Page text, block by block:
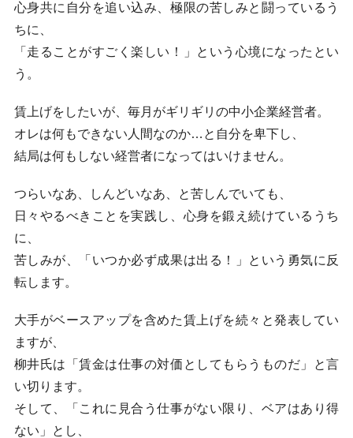
心身共に自分を追い込み、極限の苦しみと闘っているう
ちに、
「走ることがすごく楽しい！」という心境になったとい
う。
賃上げをしたいが、毎月がギリギリの中小企業経営者。
オレは何もできない人間なのか…と自分を卑下し、
結局は何もしない経営者になってはいけません。
つらいなあ、しんどいなあ、と苦しんでいても、
日々やるべきことを実践し、心身を鍛え続けているうち
に、
苦しみが、「いつか必ず成果は出る！」という勇気に反
転します。
大手がベースアップを含めた賃上げを続々と発表してい
ますが、
柳井氏は「賃金は仕事の対価としてもらうものだ」と言
い切ります。
そして、「これに見合う仕事がない限り、ベアはあり得
ない」とし、